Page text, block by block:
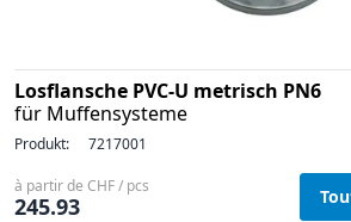
Losflansche PVC-U metrisch PN6
für Muffensysteme
Produkt: 7217001
à partir de CHF / pcs
245.93